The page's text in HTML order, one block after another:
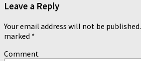
Leave a Reply
Your email address will not be published.
marked *
Comment